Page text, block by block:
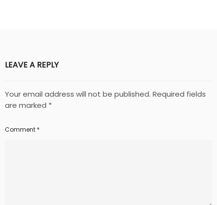
LEAVE A REPLY
Your email address will not be published. Required fields
are marked *
Comment *